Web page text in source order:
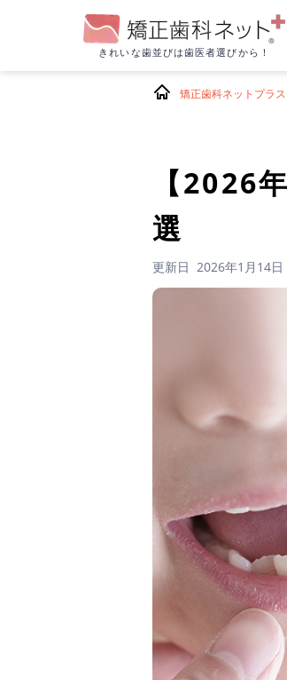
きれいな歯並びは歯医者選びから！
矯正歯科ネットプラス
【2026
選
更新日 2026年1月14日